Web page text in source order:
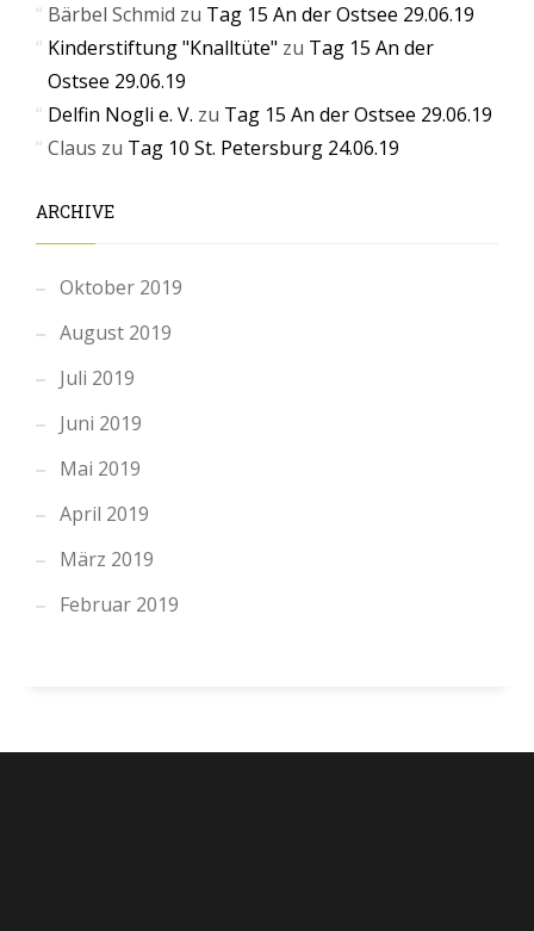
Bärbel Schmid zu Tag 15 An der Ostsee 29.06.19
Kinderstiftung "Knalltüte" zu Tag 15 An der
Ostsee 29.06.19
Delfin Nogli e. V. zu Tag 15 An der Ostsee 29.06.19
Claus zu Tag 10 St. Petersburg 24.06.19
ARCHIVE
Oktober 2019
August 2019
Juli 2019
Juni 2019
Mai 2019
April 2019
März 2019
Februar 2019